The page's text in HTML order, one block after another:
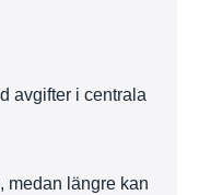
avgifter i centrala
medan längre kan